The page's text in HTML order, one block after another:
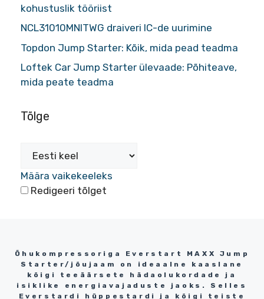
kohustuslik tööriist
NCL31010MNITWG draiveri IC-de uurimine
Topdon Jump Starter: Kõik, mida pead teadma
Loftek Car Jump Starter ülevaade: Põhiteave,
mida peate teadma
Tõlge
Määra vaikekeeleks
Redigeeri tõlget
Õhukompressoriga Everstart MAXX Jump
Starter/jõujaam on ideaalne kaaslane
kõigi teeäärsete hädaolukordade ja
isiklike energiavajaduste jaoks. Selles
Everstardi hüppestardi ja kõigi teiste